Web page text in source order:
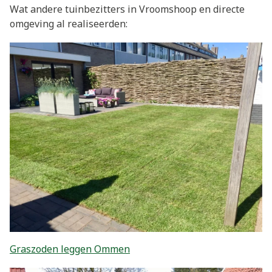
Wat andere tuinbezitters in Vroomshoop en directe
omgeving al realiseerden:
Graszoden leggen Ommen